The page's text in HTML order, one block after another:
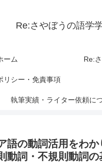
Re:さやぼうの語学
ーム Re:
リシー・免責事項
執筆実績・ライター依頼に
語の動詞活用をわ
動詞・不規則動詞の